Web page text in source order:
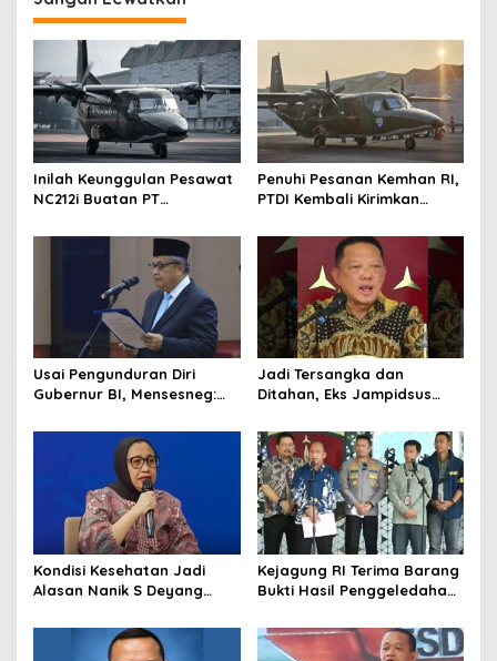
Inilah Keunggulan Pesawat
NC212i Buatan PT
Dukung Berbagai Operasi
Penuhi Pesanan Kemhan RI,
PTDI Kembali Kirimkan
Pangkalan TNI AU
Usai Pengunduran Diri
Gubernur BI, Mensesneg:
Pemberhentian dengan
Jadi Tersangka dan
Ditahan, Eks Jampidsus
Kriminalisasi
Kondisi Kesehatan Jadi
Alasan Nanik S Deyang
Tunjuk Wamentan
Sudaryono
Kejagung RI Terima Barang
Bukti Hasil Penggeledahan
Keaslian